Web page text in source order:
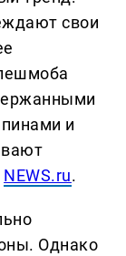
свои
и
NEWS.ru.
Однако